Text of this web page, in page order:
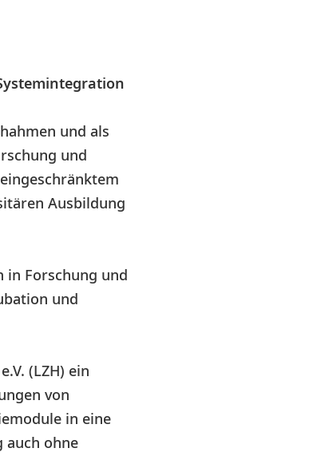
und als
und
Ausbildung
in Forschung und
und
(LZH) ein
von
in eine
auch ohne